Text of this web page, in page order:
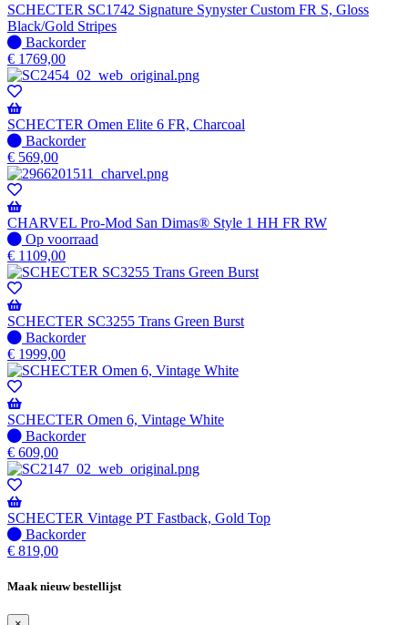
SCHECTER SC1742 Signature Synyster Custom FR S, Gloss
Black/Gold Stripes
Niet
op
voorraad
-
Wordt
verzonden
wanneer
beschikbaar
Backorder
€ 1769,00
SCHECTER Omen Elite 6 FR, Charcoal
Niet
op
voorraad
-
Wordt
verzonden
wanneer
beschikbaar
Backorder
€ 569,00
CHARVEL Pro-Mod San Dimas® Style 1 HH FR RW
Op
voorraad
Op voorraad
€ 1109,00
SCHECTER SC3255 Trans Green Burst
Niet
op
voorraad
-
Wordt
verzonden
wanneer
beschikbaar
Backorder
€ 1999,00
SCHECTER Omen 6, Vintage White
Niet
op
voorraad
-
Wordt
verzonden
wanneer
beschikbaar
Backorder
€ 609,00
SCHECTER Vintage PT Fastback, Gold Top
Niet
op
-
verzonden
Backorder
€ 819,00
Maak nieuw bestellijst